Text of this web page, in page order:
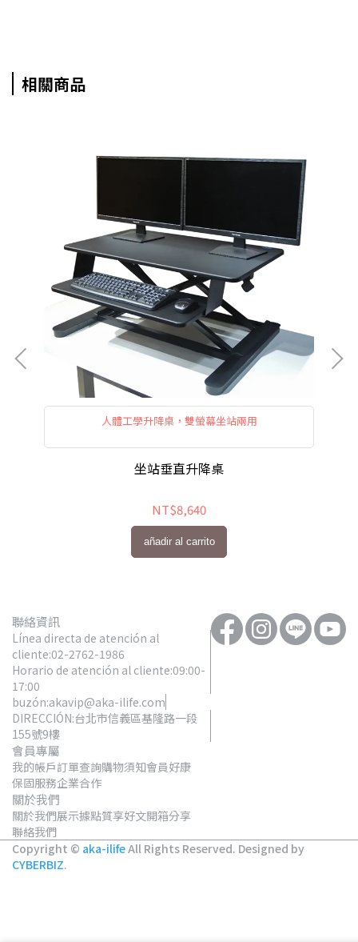
相關商品
人體工學升降桌，雙螢幕坐站兩用
坐站垂直升降桌
NT$8,640
añadir al carrito
聯絡資訊
Línea directa de atención al
cliente:02-2762-1986
Horario de atención al cliente:09:00-
17:00
buzón:akavip@aka-ilife.com
DIRECCIÓN:台北市信義區基隆路一段
155號9樓
會員專屬
我的帳戶訂單查詢購物須知會員好康
保固服務企業合作
關於我們
關於我們展示據點質享好文開箱分享
聯絡我們
Copyright © aka-ilifeAll Rights Reserved. Designed by
CYBERBIZ.